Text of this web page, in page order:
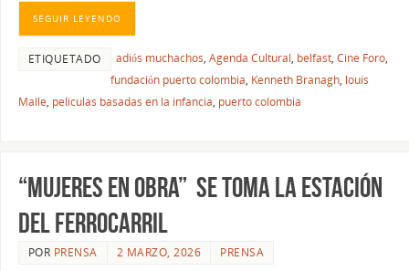
SEGUIR LEYENDO
ETIQUETADO adiós muchachos, Agenda Cultural, belfast, Cine Foro,
fundación puerto colombia, Kenneth Branagh, louis
Malle, peliculas basadas en la infancia, puerto colombia
“MUJERES EN OBRA” SE TOMA LA ESTACIÓN
DEL FERROCARRIL
POR PRENSA 2 MARZO, 2026 PRENSA